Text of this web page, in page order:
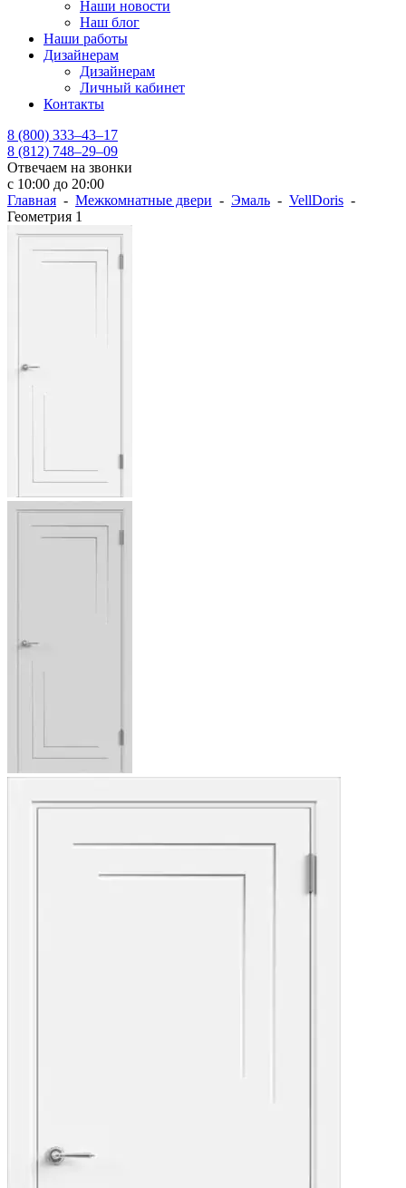
Наши новости
Наш блог
Наши работы
Дизайнерам
Дизайнерам
Личный кабинет
Контакты
8 (800) 333–43–17
8 (812) 748–29–09
Отвечаем на звонки
с 10:00 до 20:00
Главная - Межкомнатные двери - Эмаль - VellDoris -
Геометрия 1